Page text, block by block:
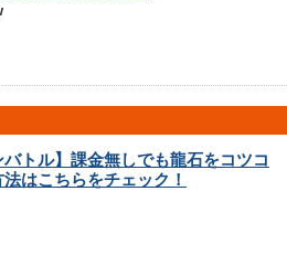
バトル】課金無しでも龍石をコツコ
はこちらをチェック！